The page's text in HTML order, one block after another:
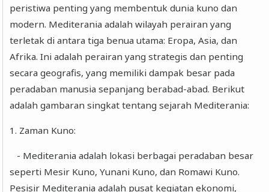
peristiwa penting yang membentuk dunia kuno dan
modern. Mediterania adalah wilayah perairan yang
terletak di antara tiga benua utama: Eropa, Asia, dan
Afrika. Ini adalah perairan yang strategis dan penting
secara geografis, yang memiliki dampak besar pada
peradaban manusia sepanjang berabad-abad. Berikut
adalah gambaran singkat tentang sejarah Mediterania:
1. Zaman Kuno:
- Mediterania adalah lokasi berbagai peradaban besar
seperti Mesir Kuno, Yunani Kuno, dan Romawi Kuno.
Pesisir Mediterania adalah pusat kegiatan ekonomi,